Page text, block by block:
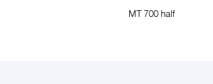
MT 700 half